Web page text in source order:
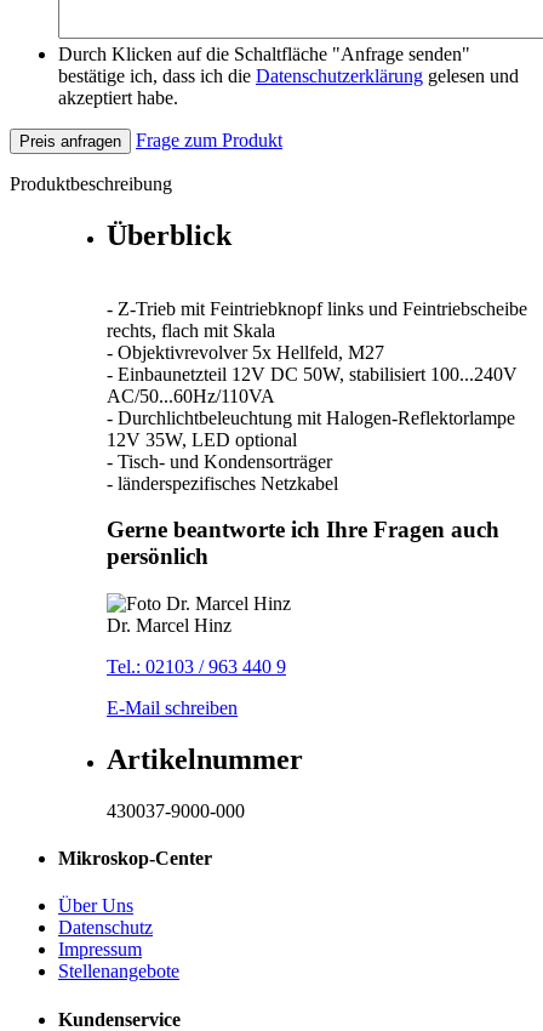
Durch Klicken auf die Schaltfläche "Anfrage senden"
bestätige ich, dass ich die Datenschutzerklärung gelesen und
akzeptiert habe.
Preis anfragen Frage zum Produkt
Produktbeschreibung
Überblick
- Z-Trieb mit Feintriebknopf links und Feintriebscheibe
rechts, flach mit Skala
- Objektivrevolver 5x Hellfeld, M27
- Einbaunetzteil 12V DC 50W, stabilisiert 100...240V
AC/50...60Hz/110VA
- Durchlichtbeleuchtung mit Halogen-Reflektorlampe
12V 35W, LED optional
- Tisch- und Kondensorträger
- länderspezifisches Netzkabel
Gerne beantworte ich Ihre Fragen auch
persönlich
Dr. Marcel Hinz
Tel.: 02103 / 963 440 9
E-Mail schreiben
Artikelnummer
430037-9000-000
Mikroskop-Center
Über Uns
Datenschutz
Impressum
Stellenangebote
Kundenservice